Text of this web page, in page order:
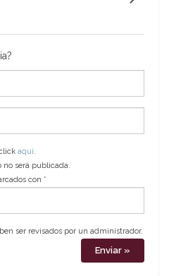
aquí.
no será publicada.
con *
ser revisados por un administrador.